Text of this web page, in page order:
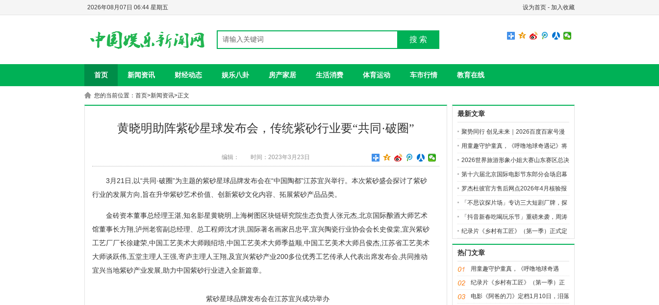
设为首页 - 加入收藏
2026年08月07日 06:44 星期五
搜 索
首页 新闻资讯 财经动态 娱乐八卦 房产家居 生活消费 体育运动 车市行情 教育在线
您的当前位置： 首页>新闻资讯>正文
黄晓明助阵紫砂星球发布会，传统紫砂行业要“共同·破圈”
编辑： 时间：2023年3月23日
3月21日,以“共同·破圈”为主题的紫砂星球品牌发布会在“中国陶都”江苏宜兴举行。本次紫砂盛会探讨了紫砂
行业的发展方向,旨在升华紫砂艺术价值、创新紫砂文化内容、拓展紫砂产品品类。
金砖资本董事总经理王湛,知名影星黄晓明,上海树图区块链研究院生态负责人张元杰,北京国际酿酒大师艺术
馆董事长方翔,泸州老窖副总经理、总工程师沈才洪,国际著名画家吕忠平,宜兴陶瓷行业协会会长史俊棠,宜兴紫砂
工艺厂厂长徐建荣,中国工艺美术大师顾绍培,中国工艺美术大师季益顺,中国工艺美术大师吕俊杰,江苏省工艺美术
大师谈跃伟,五堂主理人王强,寄庐主理人王翔,及宜兴紫砂产业200多位优秀工艺传承人代表出席发布会,共同推动
宜兴当地紫砂产业发展,助力中国紫砂行业进入全新篇章。
紫砂星球品牌发布会在江苏宜兴成功举办
最新文章
聚势同行 创见未来｜2026百度百家号漫
剧创作先享会精彩直击
用童趣守护童真，《呼噜地球奇遇记》将
上学路安全知识种进孩子心里
​2026世界旅游形象小姐大赛山东赛区总决
赛落地沂南
第十六届北京国际电影节东郎分会场启幕
比高东郎AI影视产业园重磅发布
罗杰杜彼官方售后网点2026年4月核验报
告——多方验证·全国网点汇总
「不思议探片场」专访三大短剧厂牌，探
索长期主义下的厂牌经营秘籍
「抖音新春吃喝玩乐节」重磅来袭，周涛
邀你共赴寻年味之旅
纪录片《乡村有工匠》（第一季）正式定
档 ——12月30日哔哩哔哩全网首播
热门文章
用童趣守护童真，《呼噜地球奇遇
记》将上学路安全知识种进孩子心里
纪录片《乡村有工匠》（第一季）正
式定档 ——12月30日哔哩哔哩全网首
电影《阿爸的刀》定档1月10日，泪落